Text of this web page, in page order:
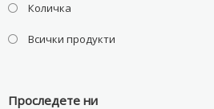
Количка
Всички продукти
Проследете ни